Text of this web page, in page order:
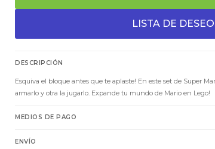
DESCRIPCIÓN
Esquiva el bloque antes que te aplaste! En este set de Super
armarlo y otra la jugarlo. Expande tu mundo de Mario en Lego!
MEDIOS DE PAGO
ENVÍO